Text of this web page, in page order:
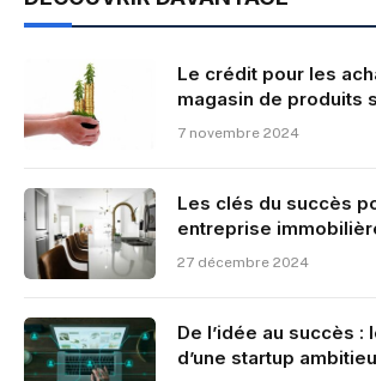
Le crédit pour les
magasin de produits
7 novembre 2024
Les clés du succès
entreprise
27 décembre 2024
De l’idée au succès :
d’une startup